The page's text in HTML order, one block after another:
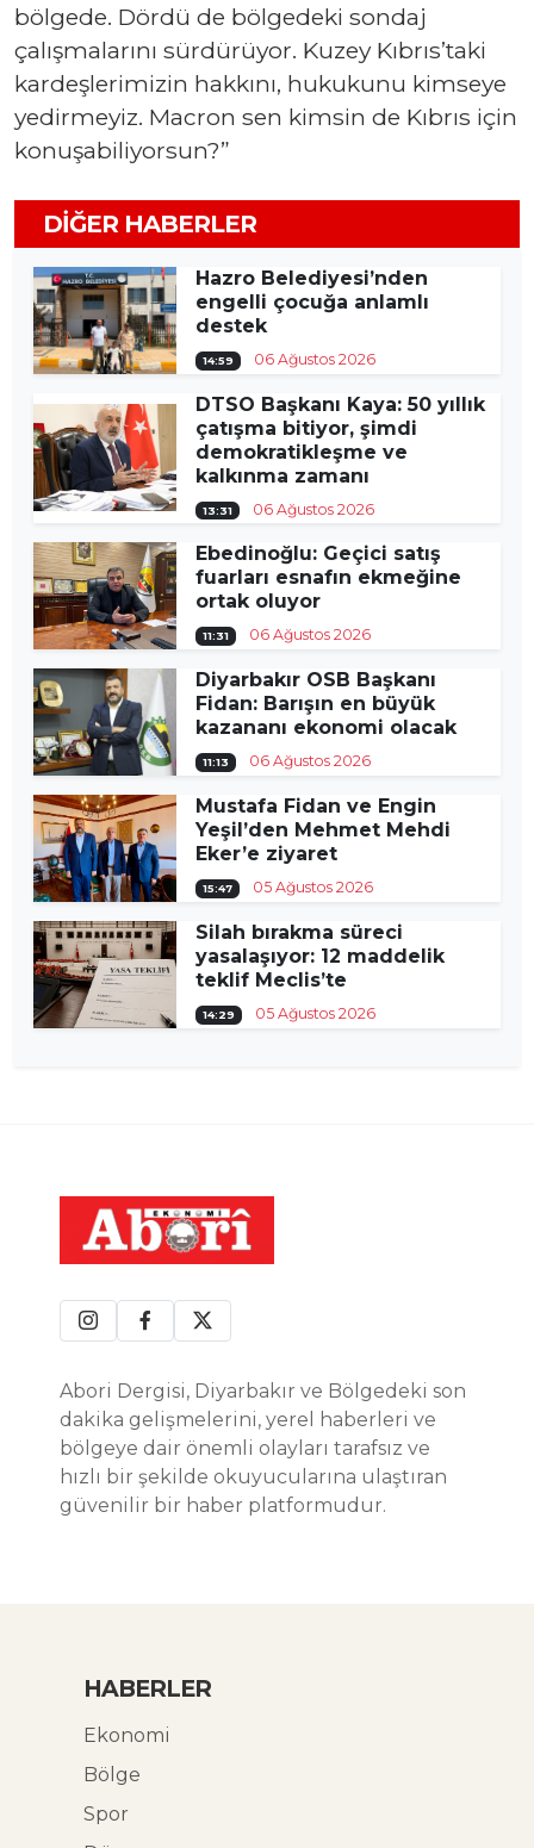
bölgede. Dördü de bölgedeki sondaj
çalışmalarını sürdürüyor. Kuzey Kıbrıs’taki
kardeşlerimizin hakkını, hukukunu kimseye
yedirmeyiz. Macron sen kimsin de Kıbrıs için
konuşabiliyorsun?”
DIĞER HABERLER
Hazro Belediyesi’nden
engelli çocuğa anlamlı
destek
14:59 06 Ağustos 2026
DTSO Başkanı Kaya: 50 yıllık
çatışma bitiyor, şimdi
demokratikleşme ve
kalkınma zamanı
13:31 06 Ağustos 2026
Ebedinoğlu: Geçici satış
fuarları esnafın ekmeğine
ortak oluyor
11:31 06 Ağustos 2026
Diyarbakır OSB Başkanı
Fidan: Barışın en büyük
kazananı ekonomi olacak
11:13 06 Ağustos 2026
Mustafa Fidan ve Engin
Yeşil’den Mehmet Mehdi
Eker’e ziyaret
15:47 05 Ağustos 2026
Silah bırakma süreci
yasalaşıyor: 12 maddelik
teklif Meclis’te
14:29 05 Ağustos 2026
Abori Dergisi, Diyarbakır ve Bölgedeki son
dakika gelişmelerini, yerel haberleri ve
bölgeye dair önemli olayları tarafsız ve
hızlı bir şekilde okuyucularına ulaştıran
güvenilir bir haber platformudur.
HABERLER
Ekonomi
Bölge
Spor